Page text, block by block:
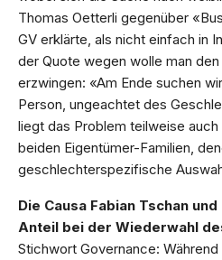
Thomas Oetterli gegenüber
GV erklärte, als nicht einfach in
der Quote wegen wolle man
erzwingen: «Am Ende suchen
Person, ungeachtet des
liegt das Problem teilweise
beiden Eigentümer-Familien,
geschlechterspezifische
Die Causa Fabian Tschan
Anteil bei der Wiederwahl
Stichwort Governance: